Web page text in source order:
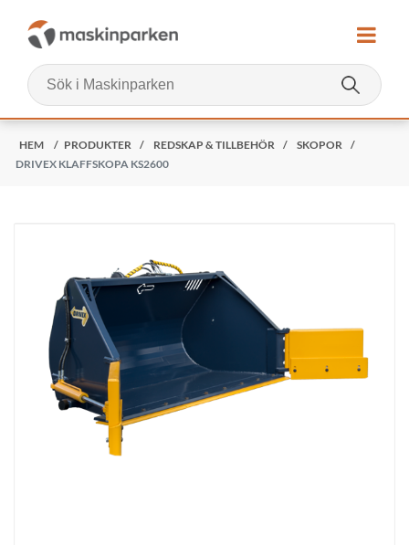
HEM / PRODUKTER / REDSKAP & TILLBEHÖR / SKOPOR
/
DRIVEX KLAFFSKOPA KS2600